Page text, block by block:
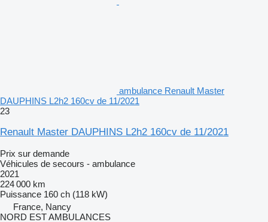
ambulance Renault Master
DAUPHINS L2h2 160cv de 11/2021
23
Renault Master DAUPHINS L2h2 160cv de 11/2021
Prix sur demande
Véhicules de secours - ambulance
2021
224 000 km
Puissance 160 ch (118 kW)
France, Nancy
NORD EST AMBULANCES